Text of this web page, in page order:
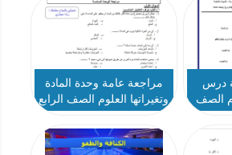
درس
الصف
مراجعة عامة وحدة المادة
وتغيراتها العلوم الصف الرابع